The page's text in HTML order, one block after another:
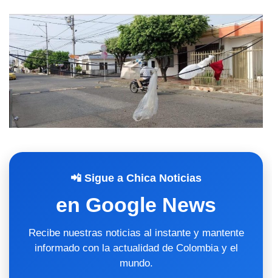
📲 Sigue a Chica Noticias
en Google News
Recibe nuestras noticias al instante y mantente
informado con la actualidad de Colombia y el
mundo.